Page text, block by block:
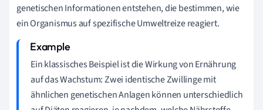
genetischen Informationen entstehen, die bestimmen, wie
ein Organismus auf spezifische Umweltreize reagiert.
Ein klassisches Beispiel ist die Wirkung von Ernährung
auf das Wachstum: Zwei identische Zwillinge mit
ähnlichen genetischen Anlagen können unterschiedlich